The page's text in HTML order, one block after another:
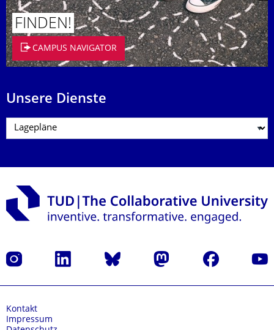
FINDEN!
CAMPUS NAVIGATOR
Unsere Dienste
Instagram LinkedIn Bluesky Mastodon Facebook
Kontakt
Impressum